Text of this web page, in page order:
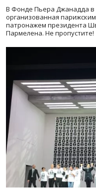
В Фонде Пьера Джанадда в
организованная
патронажем президента
Пармелена. Не пропустите!